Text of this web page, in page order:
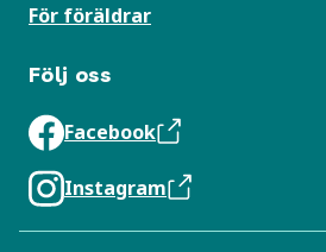
För föräldrar
Följ oss
Facebook
Instagram